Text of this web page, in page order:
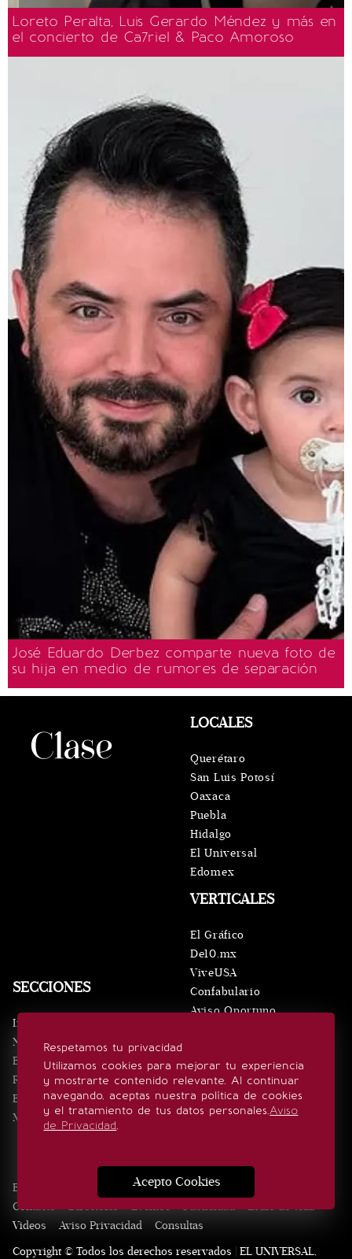
Loreto Peralta, Luis Gerardo Méndez y más en
el concierto de Ca7riel & Paco Amoroso
José Eduardo Derbez comparte nueva foto de
su hija en medio de rumores de separación
Respetamos tu privacidad
Utilizamos cookies para mejorar tu experiencia
y mostrarte contenido relevante. Al continuar
navegando, aceptas nuestra política de cookies
y el tratamiento de tus datos personales.Aviso
de Privacidad.
Acepto Cookies
SECCIONES
Inicio
Noticias
Eventos
Realeza
Estilo de vida
Minuto x Minuto
VERTICALES
El Gráfico
De10.mx
ViveUSA
Confabulario
Aviso Oportuno
LOCALES
Querétaro
San Luis Potosí
Oaxaca
Puebla
Hidalgo
El Universal
Edomex
SÍGUENOS
Edición Impresa Noticias Quiénes somos
Contacto
Directorio Eventos Publicidad
Estilo de vida
Videos
Aviso Privacidad
Consultas
Copyright © Todos los derechos reservados | EL UNIVERSAL,